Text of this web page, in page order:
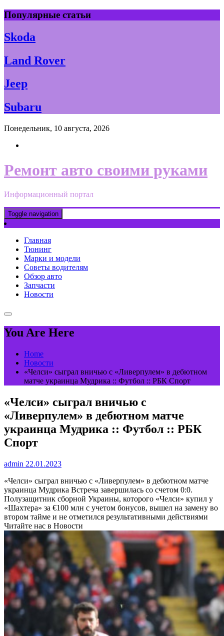
Skip
to
content
Популярные статьи
Skoda
Land Rover
Jeep
Subaru
Понедельник, 10 августа, 2026
Ремонт авто своими руками
Информационный портал
Toggle navigation
Главная
Тюнинг
Марки и модели
Советы водителям
Обзор авто
Запчасти
Новости
You Are Here
Home
Новости
«Челси» сыграл вничью с «Ливерпулем» в дебютном
матче украинца Мудрика :: Футбол :: РБК Спорт
«Челси» сыграл вничью с
«Ливерпулем» в дебютном матче
украинца Мудрика :: Футбол :: РБК
Спорт
admin 22.01.2023
«Челси» сыграл вничью с «Ливерпулем» в дебютном матче
украинца Мудрика Встреча завершилась со счетом 0:0.
Полузащитник сборной Украины, которого «Челси» купил у
«Шахтера» за €100 млн с учетом бонусов, вышел на замену во
втором тайме и не отметился результативными действиями
Читайте нас в Новости